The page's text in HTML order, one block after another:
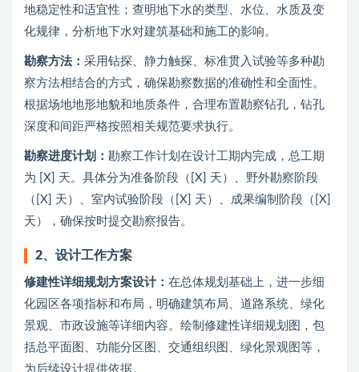
地稳定性和适宜性；查明地下水的类型、水位、水质及变
化规律，分析地下水对建筑基础和施工的影响。
勘察方法： 采用钻探、静力触探、标准贯入试验等多种勘
察方法相结合的方式，确保勘察数据的准确性和全面性。
根据场地地形地貌和地质条件，合理布置勘察钻孔，钻孔
深度和间距严格按照相关规范要求执行。
勘察进度计划： 勘察工作计划在设计工期内完成，总工期
为 [X] 天。具体分为准备阶段（[X] 天）、野外勘察阶段
（[X] 天）、室内试验阶段（[X] 天）、成果编制阶段（[X]
天），确保按时提交勘察报告。
2、 设计工作方案
修建性详细规划方案设计： 在总体规划基础上，进一步细
化园区各项指标和布局，明确建筑布局、道路系统、绿化
景观、市政设施等详细内容。绘制修建性详细规划图，包
括总平面图、功能分区图、交通组织图、绿化景观图等，
为后续设计提供依据。